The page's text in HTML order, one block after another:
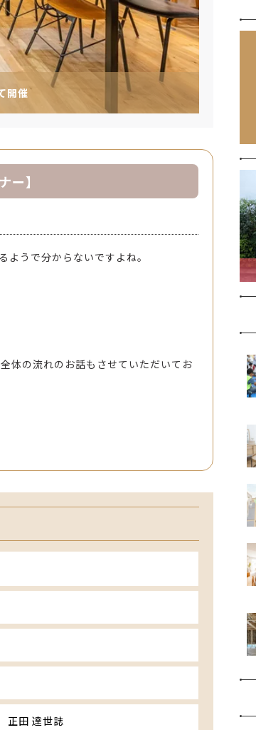
開催
ー】
うで分からないですよね。
体の流れのお話もさせていただいてお
正田 達世誌